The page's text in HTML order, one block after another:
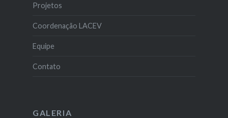
Projetos
Coordenação LACEV
Equipe
Contato
GALERIA